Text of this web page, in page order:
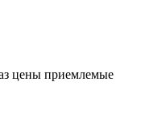
цены приемлемые